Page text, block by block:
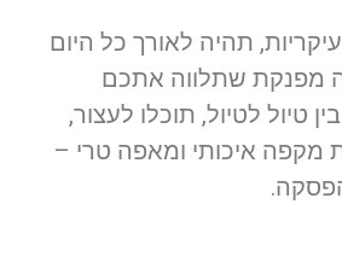
תהיה לאורך כל היום
מפנקת שתלווה אתכם
טיול לטיול, תוכלו לעצור,
מקפה איכותי ומאפה טרי –